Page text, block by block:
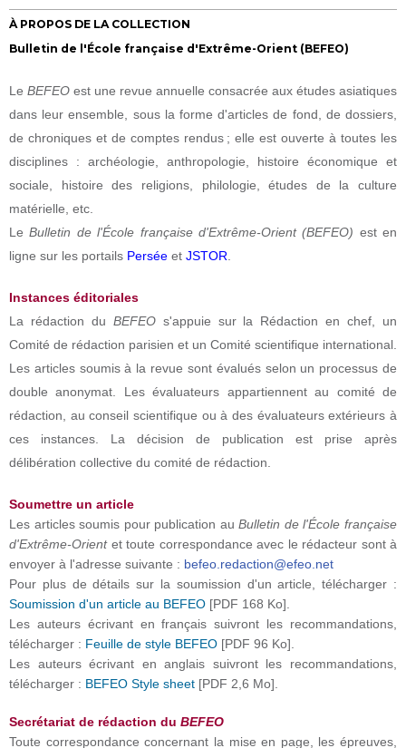
À PROPOS DE LA COLLECTION
Bulletin de l'École française d'Extrême-Orient (BEFEO)
Le BEFEO est une revue annuelle consacrée aux études asiatiques
dans leur ensemble, sous la forme d'articles de fond, de dossiers,
de chroniques et de comptes rendus ; elle est ouverte à toutes les
disciplines : archéologie, anthropologie, histoire économique et
sociale, histoire des religions, philologie, études de la culture
matérielle, etc.
LeBulletin de l'École française d'Extrême-Orient (BEFEO) est en
ligne sur les portails Persée et JSTOR
Instances éditoriales
La rédaction du BEFEOs'appuie sur la Rédaction en chef, un
Comité de rédaction parisien et un Comité scientifique international.
Les articles soumis à la revue sont évalués selon un processus de
double anonymat. Les évaluateurs appartiennent au comité de
rédaction, au conseil scientifique ou à des évaluateurs extérieurs à
ces instances. La décision de publication est prise après
délibération collective du comité de rédaction.
Soumettre un article
Les articles soumis pour publication auBulletin de l'École française
d'Extrême-Orientet toute correspondance avec le rédacteur sont à
envoyer à l'adresse suivante : befeo.redaction@efeo.net
Pour plus de détails sur la soumission d'un article, télécharger :
Soumission d'un article au BEFEO [PDF 168 Ko].
Les auteurs écrivant en français suivront les recommandations,
télécharger : Feuille de style BEFEO [PDF 96 Ko].
Les auteurs écrivant en anglais suivront les recommandations,
télécharger : BEFEO Style sheet [PDF 2,6 Mo].
Secrétariat de rédaction du BEFEO
Toute correspondance concernant la mise en page, les épreuves,